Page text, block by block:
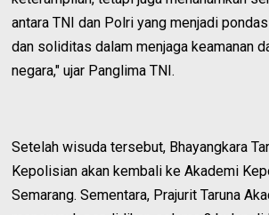
antara TNI dan Polri yang menjadi
dan soliditas dalam menjaga keamanan
negara," ujar Panglima TNI.
Setelah wisuda tersebut, Bhayangkara
Kepolisian akan kembali ke Akademi
Semarang. Sementara, Prajurit Taruna